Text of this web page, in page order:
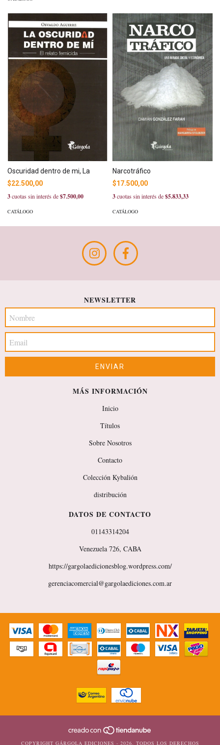
Oscuridad dentro de mi, La
$22.500,00
3cuotas sin interés de$7.500,00
CATÁLOGO
Narcotráfico
$17.500,00
3cuotas sin interés de$5.833,33
CATÁLOGO
NEWSLETTER
MÁS INFORMACIÓN
Inicio
Títulos
Sobre Nosotros
Contacto
Colección Kybalión
distribución
DATOS DE CONTACTO
01143314204
Venezuela 726, CABA
https://gargolaedicionesblog.wordpress.com/
gerenciacomercial@gargolaediciones.com.ar
COPYRIGHT GÁRGOLA EDICIONES - 2026. TODOS LOS DERECHOS